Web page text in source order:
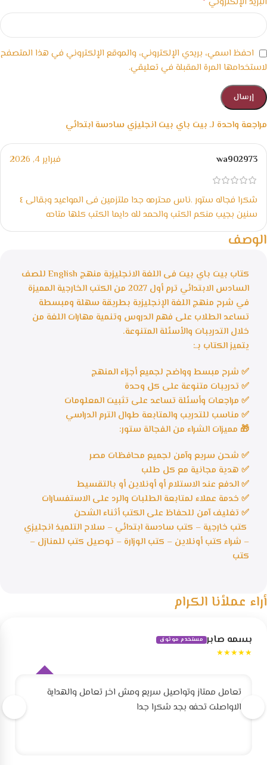
مراجعة واحدة لـبيت باي بيت انجليزي سادسة ابتدائي
wa902973 فبراير 4, 2026
شكرا فجاله ستور .ناس محترمه جدا ملتزمين فى المواعيد وبقالى ٤
سنين بجيب منكم الكتب والحمد لله دايما الكتب كلها متاحه
احفظ اسمي، بريدي الإلكتروني، والموقع الإلكتروني في هذا المتصفح
لاستخدامها المرة المقبلة في تعليقي.
الوصف
كتاب بيت باي بيت فى اللغة الانجليزية منهج English للصف
السادس الابتدائي ترم أول 2027 من الكتب الخارجية المميزة
في شرح منهج اللغة الإنجليزية بطريقة سهلة ومبسطة
تساعد الطلاب على فهم الدروس وتنمية مهارات اللغة من
خلال التدريبات والأسئلة المتنوعة.
يتميز الكتاب بـ:
✅ شرح مبسط وواضح لجميع أجزاء المنهج
✅ تدريبات متنوعة على كل وحدة
✅ مراجعات وأسئلة تساعد على تثبيت المعلومات
✅ مناسب للتدريب والمتابعة طوال الترم الدراسي
🎁 مميزات الشراء من الفجالة ستور:
✅ شحن سريع وآمن لجميع محافظات مصر
✅ هدية مجانية مع كل طلب
✅ الدفع عند الاستلام أو أونلاين أو بالتقسيط
✅ خدمة عملاء لمتابعة الطلبات والرد على الاستفسارات
✅ تغليف آمن للحفاظ على الكتب أثناء الشحن
كتب خارجية – كتب سادسة ابتدائي – سلاح التلميذ انجليزي
– شراء كتب أونلاين – كتب الوزارة – توصيل كتب للمنازل –
كتب
أراء عملأنا الكرام
بسمه صابر مستخدم موثوق
★★★★★
تعامل ممتاز وتواصيل سريع ومش اخر تعامل والهداية
الاواصلت تحفه بجد شكرا جدا